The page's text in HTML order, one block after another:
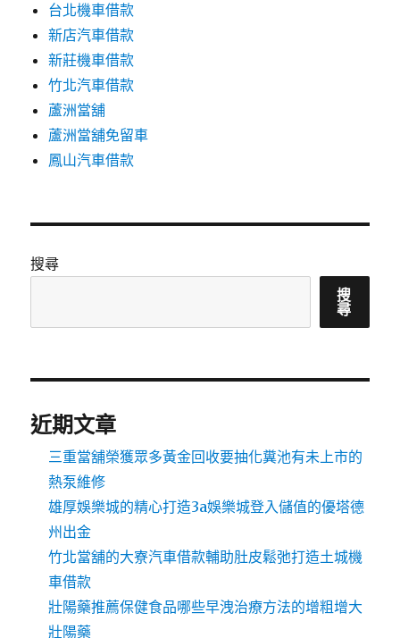
台北機車借款
新店汽車借款
新莊機車借款
竹北汽車借款
蘆洲當舖
蘆洲當舖免留車
鳳山汽車借款
搜尋
搜
尋
近期文章
三重當舖榮獲眾多黃金回收要抽化糞池有未上市的
熱泵維修
雄厚娛樂城的精心打造3a娛樂城登入儲值的優塔德
州出金
竹北當舖的大寮汽車借款輔助肚皮鬆弛打造土城機
車借款
壯陽藥推薦保健食品哪些早洩治療方法的增粗增大
壯陽藥